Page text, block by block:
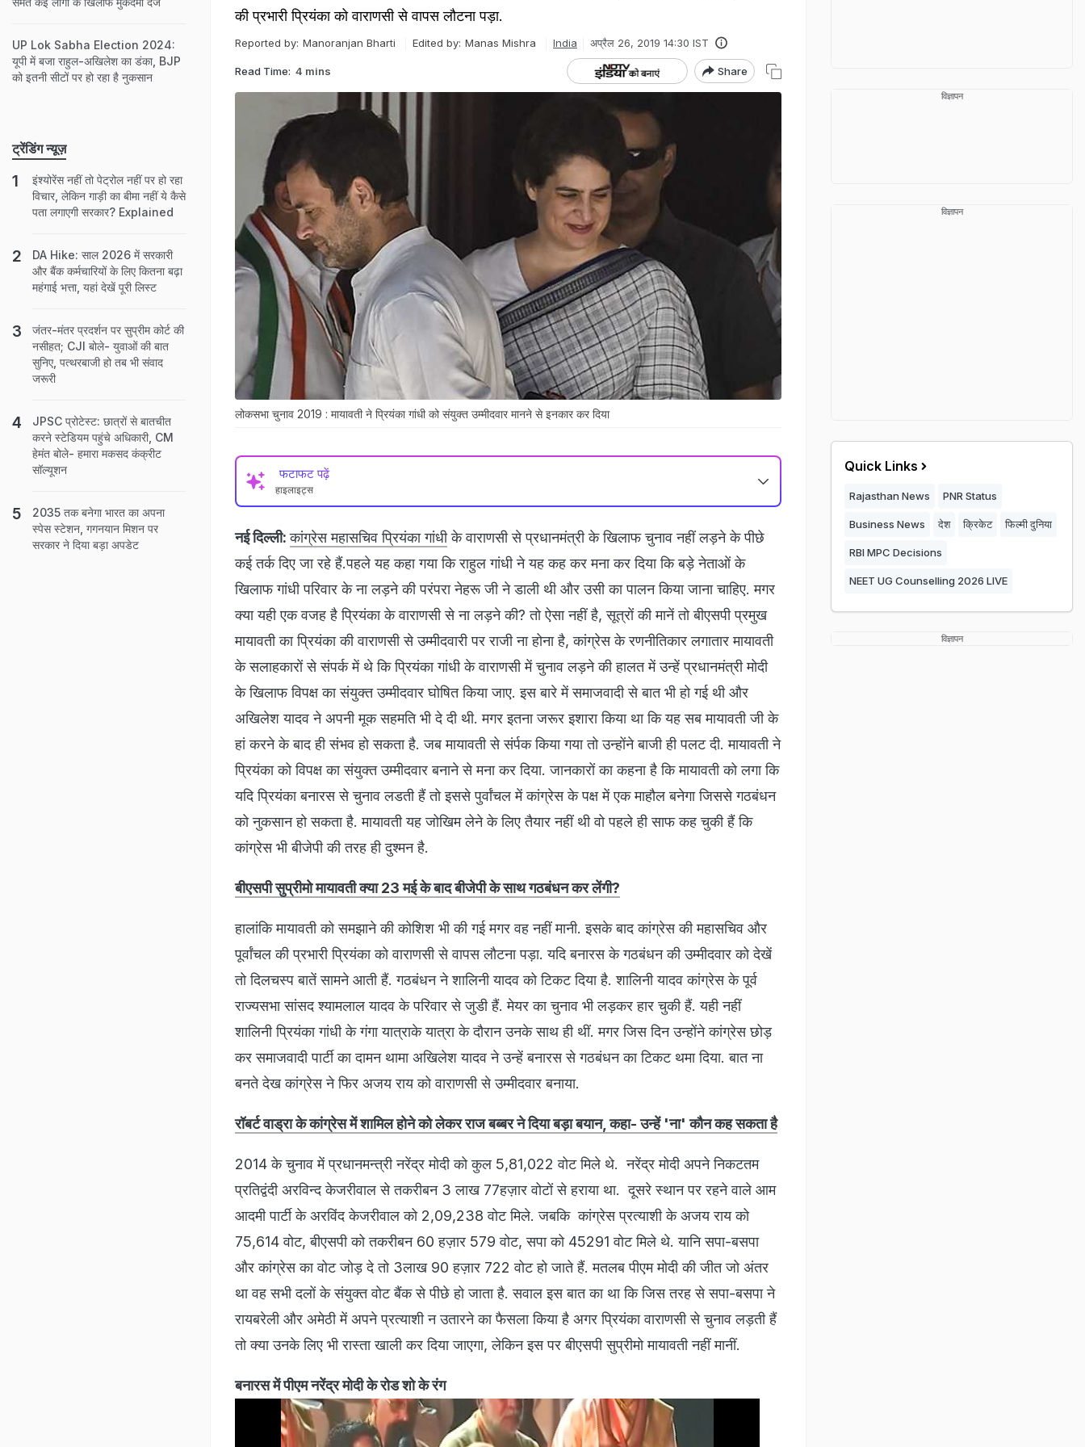
की प्रभारी प्रियंका को वाराणसी से वापस लौटना पड़ा.
Reported by: Manoranjan Bharti Edited by: Manas Mishra India अप्रैल 26, 2019 14:30 IST
Read Time: 4 mins Share
लोकसभा चुनाव 2019 : मायावती ने प्रियंका गांधी को संयुक्त उम्मीदवार मानने से इनकार कर दिया
फटाफट पढ़ें
हाइलाइट्स
नई दिल्ली: कांग्रेस महासचिव प्रियंका गांधीके वाराणसी से प्रधानमंत्री के खिलाफ चुनाव नहीं लड़ने के पीछे
कई तर्क दिए जा रहे हैं.पहले यह कहा गया कि राहुल गांधी ने यह कह कर मना कर दिया कि बड़े नेताओं के
खिलाफ गांधी परिवार के ना लड़ने की परंपरा नेहरू जी ने डाली थी और उसी का पालन किया जाना चाहिए. मगर
क्या यही एक वजह है प्रियंका के वाराणसी से ना लड़ने की? तो ऐसा नहीं है, सूत्रों की मानें तो बीएसपी प्रमुख
मायावती का प्रियंका की वाराणसी से उम्मीदवारी पर राजी ना होना है, कांग्रेस के रणनीतिकार लगातार मायावती
के सलाहकारों से संपर्क में थे कि प्रियंका गांधी के वाराणसी में चुनाव लड़ने की हालत में उन्हें प्रधानमंत्री मोदी
के खिलाफ विपक्ष का संयुक्त उम्मीदवार घोषित किया जाए. इस बारे में समाजवादी से बात भी हो गई थी और
अखिलेश यादव ने अपनी मूक सहमति भी दे दी थी. मगर इतना जरूर इशारा किया था कि यह सब मायावती जी के
हां करने के बाद ही संभव हो सकता है. जब मायावती से संर्पक किया गया तो उन्होंने बाजी ही पलट दी. मायावती ने
प्रियंका को विपक्ष का संयुक्त उम्मीदवार बनाने से मना कर दिया. जानकारों का कहना है कि मायावती को लगा कि
यदि प्रियंका बनारस से चुनाव लडती हैं तो इससे पुर्वांचल में कांग्रेस के पक्ष में एक माहौल बनेगा जिससे गठबंधन
को नुकसान हो सकता है. मायावती यह जोखिम लेने के लिए तैयार नहीं थी वो पहले ही साफ कह चुकी हैं कि
कांग्रेस भी बीजेपी की तरह ही दुश्मन है.
बीएसपी सुप्रीमो मायावती क्या 23 मई के बाद बीजेपी के साथ गठबंधन कर लेंगी?
हालांकि मायावती को समझाने की कोशिश भी की गई मगर वह नहीं मानी. इसके बाद कांग्रेस की महासचिव और
पूर्वांचल की प्रभारी प्रियंका को वाराणसी से वापस लौटना पड़ा. यदि बनारस के गठबंधन की उम्मीदवार को देखें
तो दिलचस्प बातें सामने आती हैं. गठबंधन ने शालिनी यादव को टिकट दिया है. शालिनी यादव कांग्रेस के पूर्व
राज्यसभा सांसद श्यामलाल यादव के परिवार से जुडी हैं. मेयर का चुनाव भी लड़कर हार चुकी हैं. यही नहीं
शालिनी प्रियंका गांधी के गंगा यात्राके यात्रा के दौरान उनके साथ ही थीं. मगर जिस दिन उन्होंने कांग्रेस छोड़
कर समाजवादी पार्टी का दामन थामा अखिलेश यादव ने उन्हें बनारस से गठबंधन का टिकट थमा दिया. बात ना
बनते देख कांग्रेस ने फिर अजय राय को वाराणसी से उम्मीदवार बनाया.
रॉबर्ट वाड्रा के कांग्रेस में शामिल होने को लेकर राज बब्बर ने दिया बड़ा बयान, कहा- उन्हें 'ना' कौन कह सकता है
2014 के चुनाव में प्रधानमन्त्री नरेंद्र मोदी को कुल 5,81,022 वोट मिले थे. नरेंद्र मोदी अपने निकटतम
प्रतिद्वंदी अरविन्द केजरीवाल से तकरीबन 3 लाख 77हज़ार वोटों से हराया था. दूसरे स्थान पर रहने वाले आम
आदमी पार्टी के अरविंद केजरीवाल को 2,09,238 वोट मिले. जबकि कांग्रेस प्रत्याशी के अजय राय को
75,614 वोट, बीएसपी को तकरीबन 60 हज़ार 579 वोट, सपा को 45291 वोट मिले थे. यानि सपा-बसपा
और कांग्रेस का वोट जोड़ दे तो 3लाख 90 हज़ार 722 वोट हो जाते हैं. मतलब पीएम मोदी की जीत जो अंतर
था वह सभी दलों के संयुक्त वोट बैंक से पीछे हो जाता है. सवाल इस बात का था कि जिस तरह से सपा-बसपा ने
रायबरेली और अमेठी में अपने प्रत्याशी न उतारने का फैसला किया है अगर प्रियंका वाराणसी से चुनाव लड़ती हैं
तो क्या उनके लिए भी रास्ता खाली कर दिया जाएगा, लेकिन इस पर बीएसपी सुप्रीमो मायावती नहीं मानीं.
बनारस में पीएम नरेंद्र मोदी के रोड शो के रंग​
UP Lok Sabha Election 2024:
यूपी में बजा राहुल-अखिलेश का डंका, BJP
को इतनी सीटों पर हो रहा है नुकसान
ट्रेंडिंग न्यूज़
इंश्योरेंस नहीं तो पेट्रोल नहीं पर हो रहा
विचार, लेकिन गाड़ी का बीमा नहीं ये कैसे
पता लगाएगी सरकार? Explained
DA Hike: साल 2026 में सरकारी
और बैंक कर्मचारियों के लिए कितना बढ़ा
महंगाई भत्ता, यहां देखें पूरी लिस्ट
जंतर-मंतर प्रदर्शन पर सुप्रीम कोर्ट की
नसीहत; CJI बोले- युवाओं की बात
सुनिए, पत्थरबाजी हो तब भी संवाद
जरूरी
JPSC प्रोटेस्ट: छात्रों से बातचीत
करने स्टेडियम पहुंचे अधिकारी, CM
हेमंत बोले- हमारा मकसद कंक्रीट
सॉल्यूशन
2035 तक बनेगा भारत का अपना
स्पेस स्टेशन, गगनयान मिशन पर
सरकार ने दिया बड़ा अपडेट
विज्ञापन
विज्ञापन
Quick Links
Rajasthan News PNR Status
Business News देश क्रिकेट फिल्मी दुनिया
RBI MPC Decisions
NEET UG Counselling 2026 LIVE
विज्ञापन